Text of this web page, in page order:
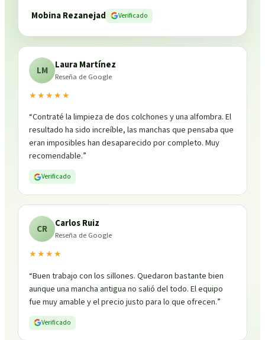
Mobina Rezanejad
Verificado
LM Laura Martínez
Reseña de Google
★★★★★
“Contraté la limpieza de dos colchones y una alfombra. El
resultado ha sido increíble, las manchas que pensaba que
eran imposibles han desaparecido por completo. Muy
recomendable.”
Verificado
CR Carlos Ruiz
Reseña de Google
★★★★
“Buen trabajo con los sillones. Quedaron bastante bien
aunque una mancha antigua no salió del todo. El equipo
fue muy amable y el precio justo para lo que ofrecen.”
Verificado